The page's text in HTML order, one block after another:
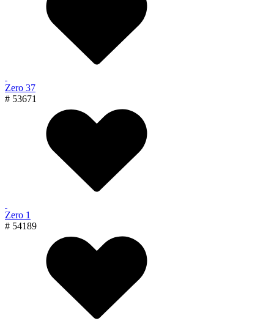
Zero 37
# 53671
Zero 1
# 54189